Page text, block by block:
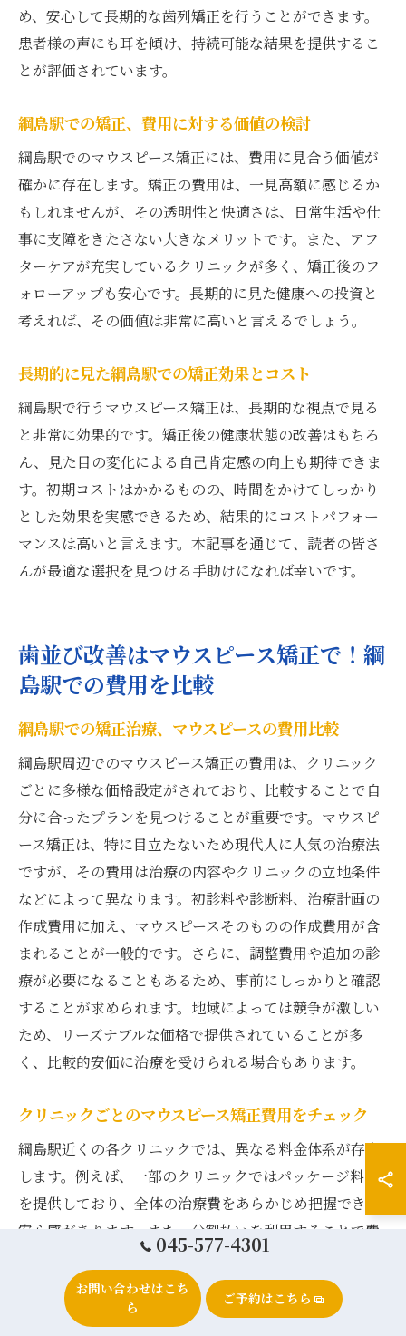
め、安心して長期的な歯列矯正を行うことができます。
患者様の声にも耳を傾け、持続可能な結果を提供するこ
とが評価されています。
綱島駅での矯正、費用に対する価値の検討
綱島駅でのマウスピース矯正には、費用に見合う価値が
確かに存在します。矯正の費用は、一見高額に感じるか
もしれませんが、その透明性と快適さは、日常生活や仕
事に支障をきたさない大きなメリットです。また、アフ
ターケアが充実しているクリニックが多く、矯正後のフ
ォローアップも安心です。長期的に見た健康への投資と
考えれば、その価値は非常に高いと言えるでしょう。
長期的に見た綱島駅での矯正効果とコスト
綱島駅で行うマウスピース矯正は、長期的な視点で見る
と非常に効果的です。矯正後の健康状態の改善はもちろ
ん、見た目の変化による自己肯定感の向上も期待できま
す。初期コストはかかるものの、時間をかけてしっかり
とした効果を実感できるため、結果的にコストパフォー
マンスは高いと言えます。本記事を通じて、読者の皆さ
んが最適な選択を見つける手助けになれば幸いです。
歯並び改善はマウスピース矯正で！綱
島駅での費用を比較
綱島駅での矯正治療、マウスピースの費用比較
綱島駅周辺でのマウスピース矯正の費用は、クリニック
ごとに多様な価格設定がされており、比較することで自
分に合ったプランを見つけることが重要です。マウスピ
ース矯正は、特に目立たないため現代人に人気の治療法
ですが、その費用は治療の内容やクリニックの立地条件
などによって異なります。初診料や診断料、治療計画の
作成費用に加え、マウスピースそのものの作成費用が含
まれることが一般的です。さらに、調整費用や追加の診
療が必要になることもあるため、事前にしっかりと確認
することが求められます。地域によっては競争が激しい
ため、リーズナブルな価格で提供されていることが多
く、比較的安価に治療を受けられる場合もあります。
クリニックごとのマウスピース矯正費用をチェック
綱島駅近くの各クリニックでは、異なる料金体系が存在
します。例えば、一部のクリニックではパッケージ料金
を提供しており、全体の治療費をあらかじめ把握できる
安心感があります。また、分割払いを利用することで費
用負担を抑えることが可能なクリニックも多く、詳細な
費用構造や支払い方法を確認することが大切です。治療
期間や難易度によって料金が変動することもあるため、
045-577-4301
お問い合わせはこち
ら
ご予約はこちら